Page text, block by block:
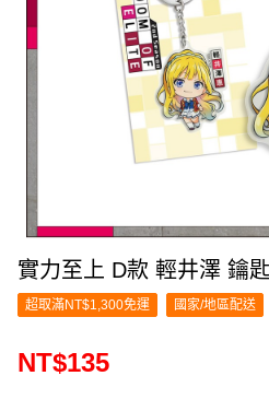
實力至上 D款 輕井澤 鑰
超取滿NT$1,300免運 國家/地區配送
NT$135